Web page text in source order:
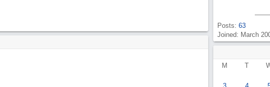
Posts: 63
Joined: March
M T